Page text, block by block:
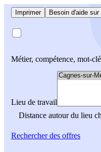
Imprimer Besoin d'aide
Métier, compétence, mot-
Lieu de travail
Distance autour du lieu
Rechercherdes offres